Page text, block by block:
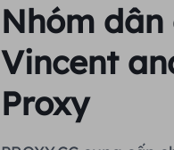
Nhóm
Vincent
Proxy